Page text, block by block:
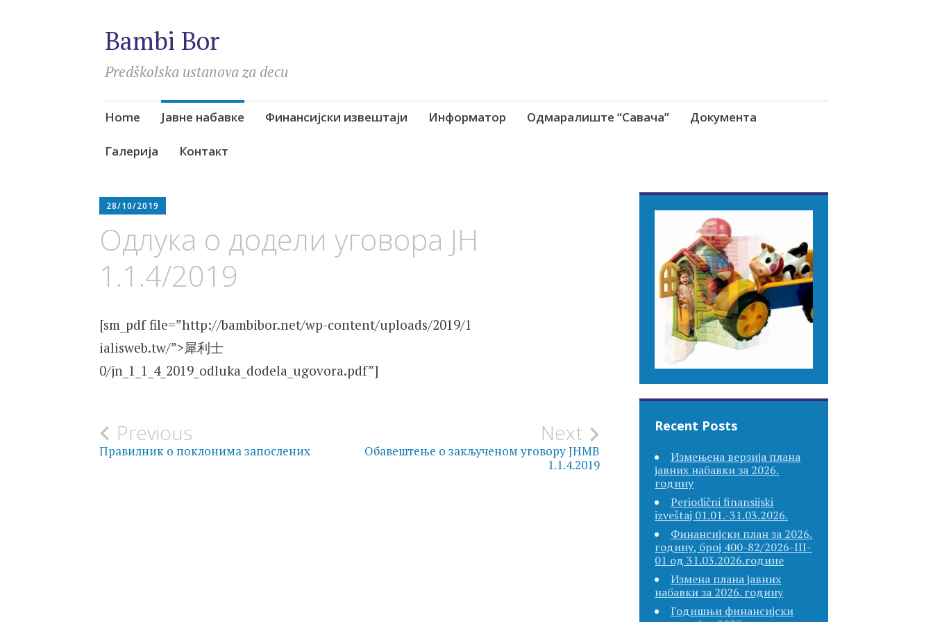
Bambi Bor
Predškolska ustanova za decu
Skip
content
Home Јавне набавке Финансијски извештаји Информатор Одмаралиште “Савача” Документа
Галерија Контакт
28/10/2019
Одлука о додели уговора ЈН
1.1.4/2019
[sm_pdf file=”http://bambibor.net/wp-content/uploads/2019/1
ialisweb.tw/”>犀利士
0/jn_1_1_4_2019_odluka_dodela_ugovora.pdf”]
Post
Previous
Правилник о поклонима запослених
Next
Обавештење о закљученом уговору ЈНМВ
1.1.4.2019
Recent Posts
Измењена верзија плана
јавних набавки за 2026.
годину
Periodični finansijski
izveštaj 01.01.-31.03.2026.
Финансијски план за 2026.
годину, број 400-82/2026-III-
01 од 31.03.2026.године
Измена плана јавних
набавки за 2026. годину
Годишњи финансијски